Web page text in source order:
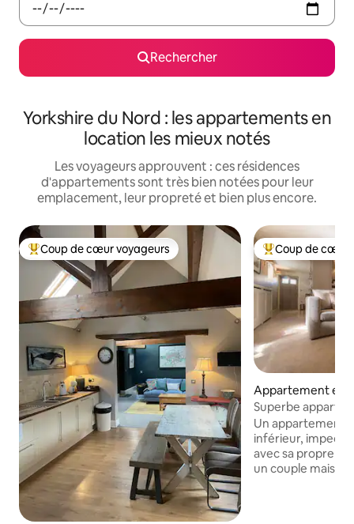
Rechercher
Yorkshire du Nord : les appartements en
location les mieux notés
Les voyageurs approuvent : ces résidences
d'appartements sont très bien notées pour leur
emplacement, leur propreté et bien plus encore.
Coups de cœur voyageurs les plus appréciés
Coup de cœur voyageurs Coups de cœur
Coup de cœur
Appartement en
⋅ Harrogate
Superbe
Harrogate,
Un appartement
inférieur,
avec sa propre
un couple mais